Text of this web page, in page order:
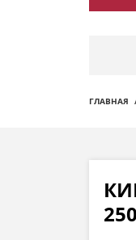
ГЛАВНАЯ